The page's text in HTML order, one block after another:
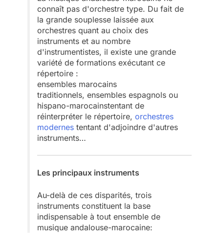
connaît pas d'orchestre type. Du fait de
la grande souplesse laissée aux
orchestres quant au choix des
instruments et au nombre
d'instrumentistes, il existe une grande
variété de formations exécutant ce
répertoire :
ensembles marocains
traditionnels, ensembles espagnols ou
hispano-marocainstentant de
réinterpréter le répertoire, orchestres
modernes tentant d'adjoindre d'autres
instruments…
Les principaux instruments
Au-delà de ces disparités, trois
instruments constituent la base
indispensable à tout ensemble de
musique andalouse-marocaine: